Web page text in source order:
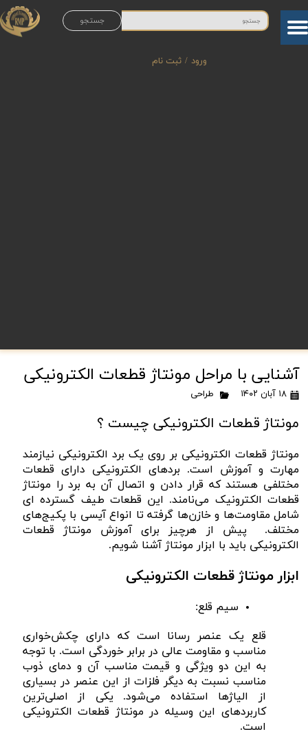
جستجو
ورود / ثبت نام
حساب کاربری من
آشنایی با مراحل مونتاژ قطعات الکترونیکی
۱۸ آبان ۱۴۰۲ طراحی
مونتاژ قطعات الکترونیکی چیست ؟
مونتاژ قطعات الکترونیکی بر روی یک برد الکترونیکی نیازمند
مهارت و آموزش است. برد‌های الکترونیکی دارای قطعات
مختلفی هستند که قرار دادن و اتصال آن به برد را مونتاژ
قطعات الکترونیک می‌نامند. این قطعات طیف گسترده ای
شامل مقاومت‌ها و خازن‌ها گرفته تا انواع آیسی با پکیج‌های
مختلف. پیش از هرچیز برای آموزش مونتاژ قطعات
الکترونیکی باید با ابزار مونتاژ آشنا شویم.
ابزار مونتاژ قطعات الکترونیکی
سیم قلع:
قلع یک عنصر رسانا است که دارای چکش‌خواری
مناسب و مقاومت عالی در برابر خوردگی است. با توجه
به این دو ویژگی و قیمت مناسب آن و دمای ذوب
مناسب نسبت به دیگر فلزات از این عنصر در بسیاری
از الیاژ‌ها استفاده می‌شود. یکی از اصلی‌ترین
کاربرد‌های این وسیله در مونتاژ قطعات الکترونیکی
است.